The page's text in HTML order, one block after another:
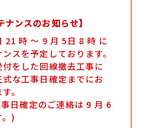
ナンスのお知らせ】
21 時 ～ 9 月 5日 8 時 に
スを予定しております。
をした回線撤去工事に
な工事日確定までにお
。
日確定のご連絡は 9 月 6
)